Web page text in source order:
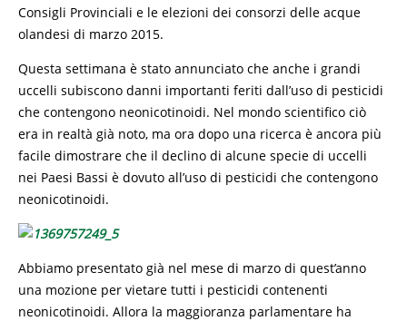
Consigli Provinciali e le elezioni dei consorzi delle acque
olandesi di marzo 2015.
Questa settimana è stato annunciato che anche i grandi
uccelli subiscono danni importanti feriti dall’uso di pesticidi
che contengono neonicotinoidi. Nel mondo scientifico ciò
era in realtà già noto, ma ora dopo una ricerca è ancora più
facile dimostrare che il declino di alcune specie di uccelli
nei Paesi Bassi è dovuto all’uso di pesticidi che contengono
neonicotinoidi.
Abbiamo presentato già nel mese di marzo di quest’anno
una mozione per vietare tutti i pesticidi contenenti
neonicotinoidi. Allora la maggioranza parlamentare ha